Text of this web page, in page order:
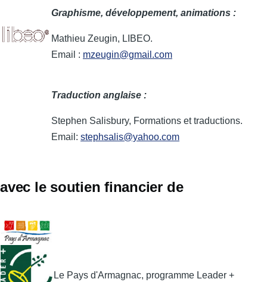
Graphisme, développement, animations :
Mathieu Zeugin, LIBEO.
Email : mzeugin@gmail.com
Traduction anglaise :
Stephen Salisbury, Formations et traductions.
Email: stephsalis@yahoo.com
avec le soutien financier de
Le Pays d'Armagnac, programme Leader +